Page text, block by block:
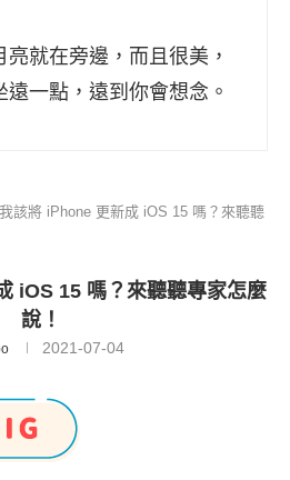
亮就在旁邊，而且很美，
遠一點，遠到你會想念。
我該將 iPhone 更新成 iOS 15 嗎？來聽聽
iOS 15 嗎？來聽聽專家怎麼
說！
2021-07-04